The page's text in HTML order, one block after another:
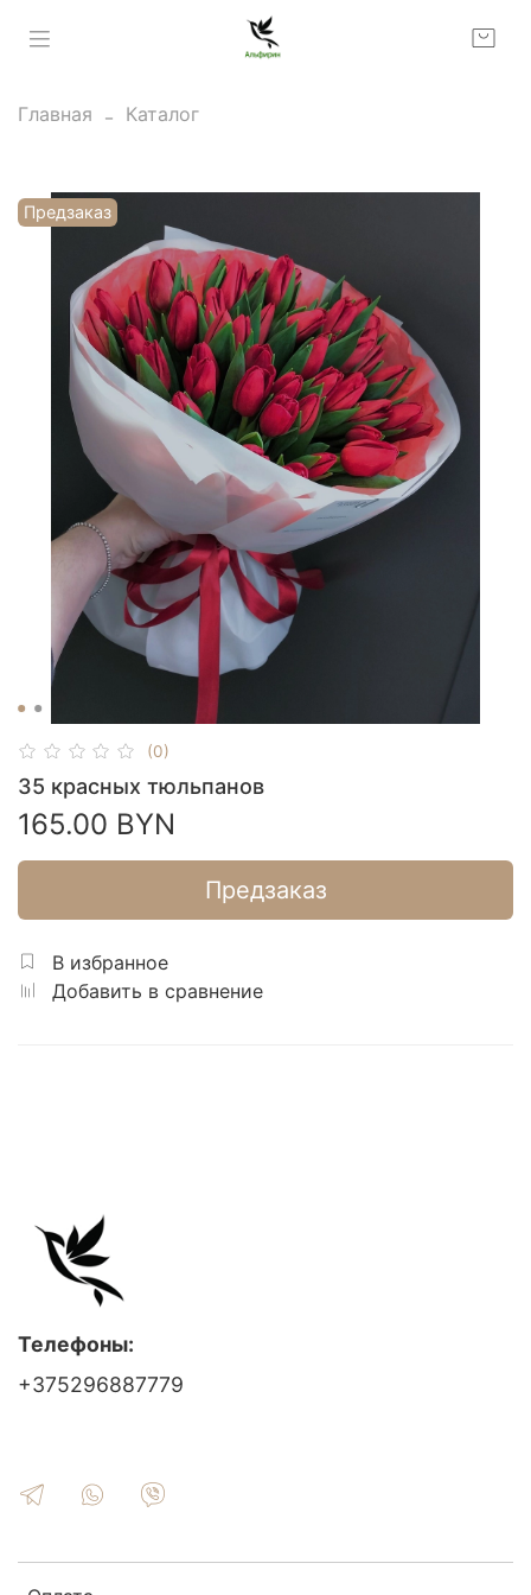
Главная Каталог
Предзаказ
(0)
35 красных тюльпанов
165.00 BYN
Предзаказ
В избранное
Добавить в сравнение
Телефоны:
+375296887779